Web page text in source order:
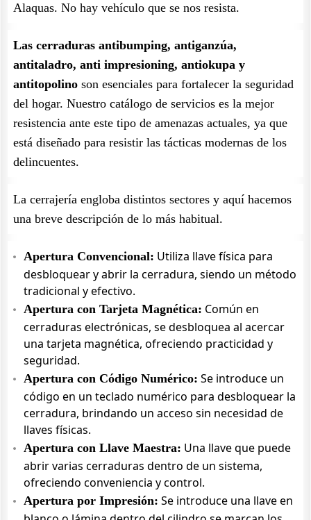
Alaquas. No hay vehículo que se nos resista.
Las cerraduras antibumping, antiganzúa,
antitaladro, anti impresioning, antiokupa y
antitopolino son esenciales para fortalecer la seguridad
del hogar. Nuestro catálogo de servicios es la mejor
resistencia ante este tipo de amenazas actuales, ya que
está diseñado para resistir las tácticas modernas de los
delincuentes.
La cerrajería engloba distintos sectores y aquí hacemos
una breve descripción de lo más habitual.
Apertura Convencional: Utiliza llave física para
desbloquear y abrir la cerradura, siendo un método
tradicional y efectivo.
Apertura con Tarjeta Magnética: Común en
cerraduras electrónicas, se desbloquea al acercar
una tarjeta magnética, ofreciendo practicidad y
seguridad.
Apertura con Código Numérico: Se introduce un
código en un teclado numérico para desbloquear la
cerradura, brindando un acceso sin necesidad de
llaves físicas.
Apertura con Llave Maestra: Una llave que puede
abrir varias cerraduras dentro de un sistema,
ofreciendo conveniencia y control.
Apertura por Impresión: Se introduce una llave en